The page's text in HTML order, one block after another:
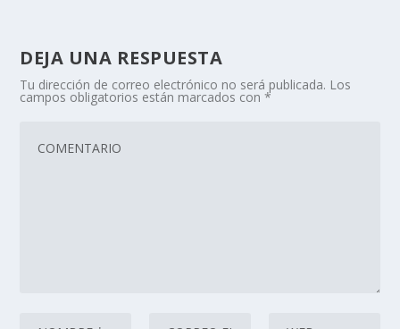
DEJA UNA RESPUESTA
Tu dirección de correo electrónico no será publicada. Los
campos obligatorios están marcados con*